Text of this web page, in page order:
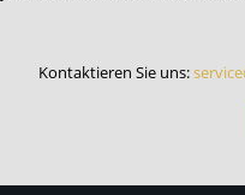
Kontaktieren Sie uns: